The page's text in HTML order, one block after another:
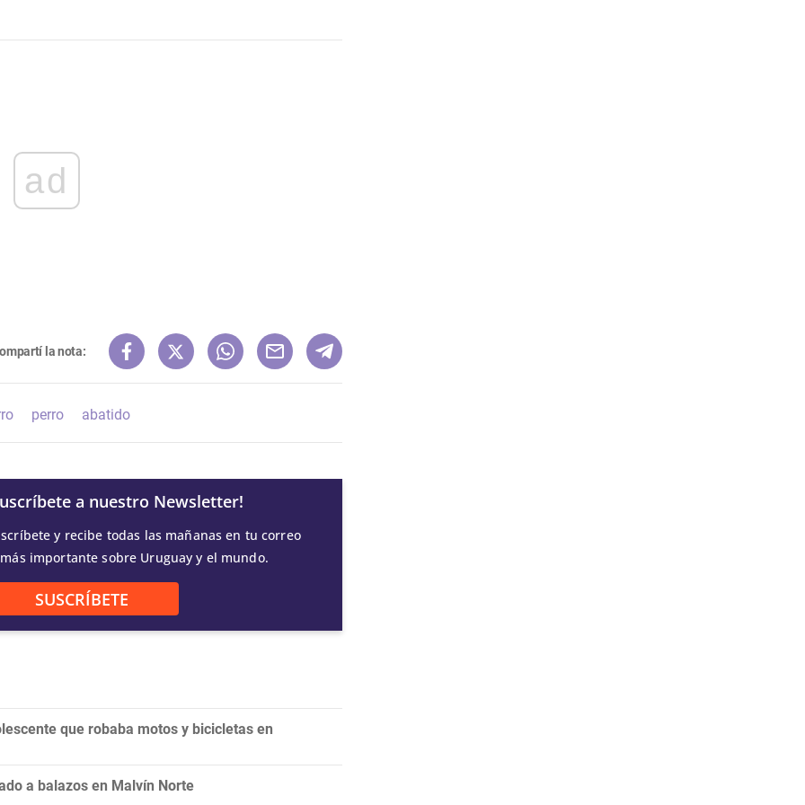
ad
la nota:
perro abatido
a nuestro Newsletter!
y recibe todas las mañanas en tu correo
importante sobre Uruguay y el mundo.
SUSCRÍBETE
que robaba motos y bicicletas en
a balazos en Malvín Norte